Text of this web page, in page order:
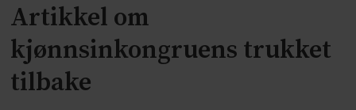
Artikkel om
kjønnsinkongruens trukket
tilbake